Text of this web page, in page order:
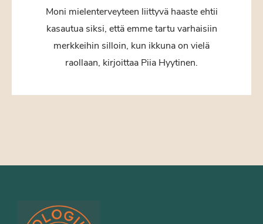
Moni mielenterveyteen liittyvä haaste ehtii
kasautua siksi, että emme tartu varhaisiin
merkkeihin silloin, kun ikkuna on vielä
raollaan, kirjoittaa Piia Hyytinen.